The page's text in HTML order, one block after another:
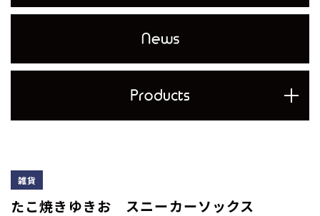
雑貨
たこ焼きゆきお スニーカーソックス